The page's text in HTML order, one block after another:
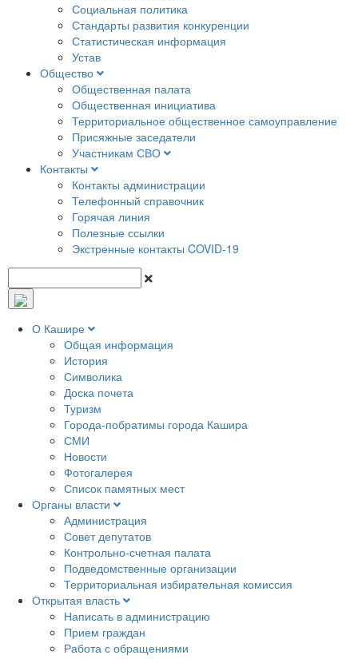
Социальная политика
Стандарты развития конкуренции
Статистическая информация
Устав
Общество
Общественная палата
Общественная инициатива
Территориальное общественное самоуправление
Присяжные заседатели
Участникам СВО
Контакты
Контакты администрации
Телефонный справочник
Горячая линия
Полезные ссылки
Экстренные контакты COVID-19
О Кашире
Общая информация
История
Символика
Доска почета
Туризм
Города-побратимы города Кашира
СМИ
Новости
Фотогалерея
Список памятных мест
Органы власти
Администрация
Совет депутатов
Контрольно-счетная палата
Подведомственные организации
Территориальная избирательная комиссия
Открытая власть
Написать в администрацию
Прием граждан
Работа с обращениями